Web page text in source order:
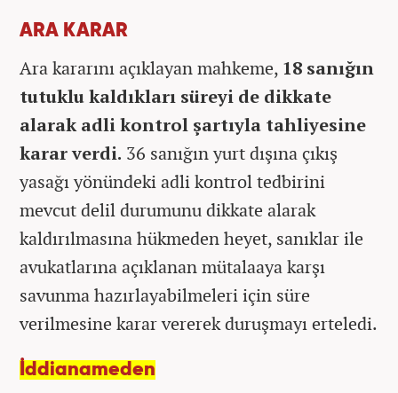
ARA KARAR
Ara kararını açıklayan mahkeme, 18 sanığın
tutuklu kaldıkları süreyi de dikkate
alarak adli kontrol şartıyla tahliyesine
karar verdi. 36 sanığın yurt dışına çıkış
yasağı yönündeki adli kontrol tedbirini
mevcut delil durumunu dikkate alarak
kaldırılmasına hükmeden heyet, sanıklar ile
avukatlarına açıklanan mütalaaya karşı
savunma hazırlayabilmeleri için süre
verilmesine karar vererek duruşmayı erteledi.
İddianameden